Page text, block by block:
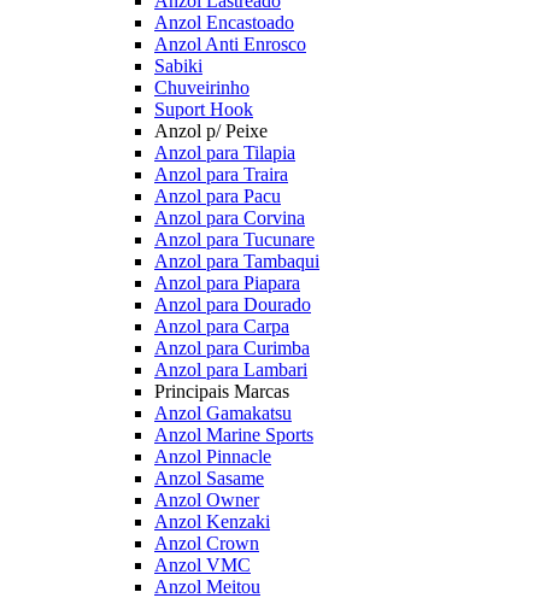
Anzol Encastoado
Anzol Anti Enrosco
Sabiki
Chuveirinho
Suport Hook
Anzol p/ Peixe
Anzol para Tilapia
Anzol para Traira
Anzol para Pacu
Anzol para Corvina
Anzol para Tucunare
Anzol para Tambaqui
Anzol para Piapara
Anzol para Dourado
Anzol para Carpa
Anzol para Curimba
Anzol para Lambari
Principais Marcas
Anzol Gamakatsu
Anzol Marine Sports
Anzol Pinnacle
Anzol Sasame
Anzol Owner
Anzol Kenzaki
Anzol Crown
Anzol VMC
Anzol Meitou